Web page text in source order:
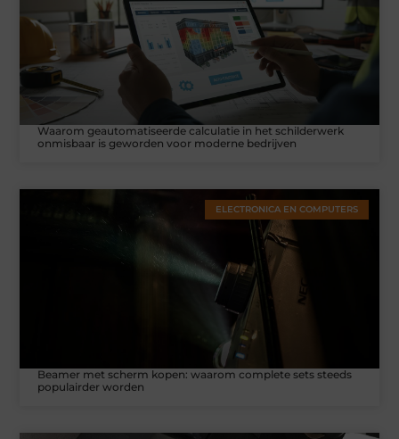
Waarom geautomatiseerde calculatie in het schilderwerk
onmisbaar is geworden voor moderne bedrijven
ELECTRONICA EN COMPUTERS
Beamer met scherm kopen: waarom complete sets steeds
populairder worden